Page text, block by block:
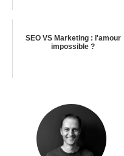
SEO VS Marketing : l'amour
impossible ?